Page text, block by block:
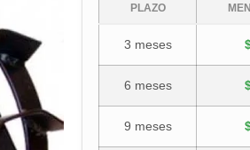
PLAZO
3 meses
6 meses
9 meses